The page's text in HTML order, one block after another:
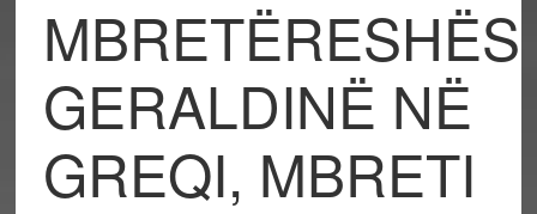
MBRETËRESHËS
GERALDINË NË
GREQI, MBRETI